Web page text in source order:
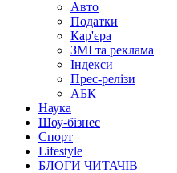
Авто
Податки
Кар'єра
ЗМІ та реклама
Індекси
Прес-релізи
АБК
Наука
Шоу-бізнес
Спорт
Lifestyle
БЛОГИ ЧИТАЧІВ